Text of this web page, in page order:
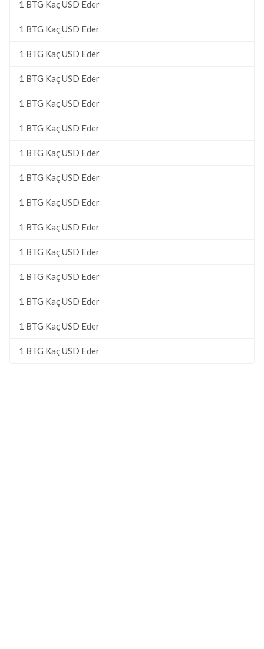
1 BTG Kaç USD Eder
1 BTG Kaç USD Eder
1 BTG Kaç USD Eder
1 BTG Kaç USD Eder
1 BTG Kaç USD Eder
1 BTG Kaç USD Eder
1 BTG Kaç USD Eder
1 BTG Kaç USD Eder
1 BTG Kaç USD Eder
1 BTG Kaç USD Eder
1 BTG Kaç USD Eder
1 BTG Kaç USD Eder
1 BTG Kaç USD Eder
1 BTG Kaç USD Eder
1 BTG Kaç USD Eder